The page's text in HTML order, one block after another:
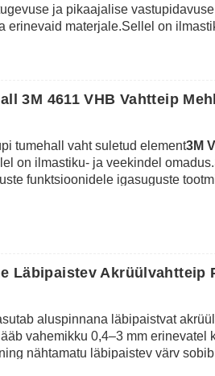
ja pikaajalise
erinevaid materjale.Sellel on
ilmastikutingimuste
ühendamine, autode
jne.
3M 4611 VHB Vahtteip
tumehall vaht suletud element3M
on ilmastiku- ja veekindel
funktsioonidele igasuguste
Läbipaistev Akrüülvahtteip
aluspinnana läbipaistvat
vahemikku 0,4–3 mm
nähtamatu läbipaistev värv